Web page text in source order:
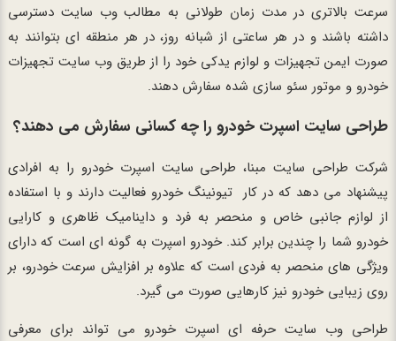
سرعت بالاتری در مدت زمان طولانی به مطالب وب سایت دسترسی
داشته باشند و در هر ساعتی از شبانه روز، در هر منطقه ای بتوانند به
صورت ایمن تجهیزات و لوازم یدکی خود را از طریق وب سایت تجهیزات
خودرو و موتور سئو سازی شده سفارش دهند.
طراحی سایت اسپرت خودرو را چه کسانی سفارش می دهند؟
شرکت طراحی سایت مبنا، طراحی سایت اسپرت خودرو را به افرادی
پیشنهاد می دهد که در کار تیونینگ خودرو فعالیت دارند و با استفاده
از لوازم جانبی خاص و منحصر به فرد و داینامیک ظاهری و کارایی
خودرو شما را چندین برابر کند. خودرو اسپرت به گونه ای است که دارای
ویژگی های منحصر به فردی است که علاوه بر افزایش سرعت خودرو، بر
روی زیبایی خودرو نیز کارهایی صورت می گیرد.
طراحی وب سایت حرفه ای اسپرت خودرو می تواند برای معرفی